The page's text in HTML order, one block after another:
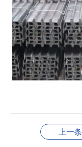
上一条